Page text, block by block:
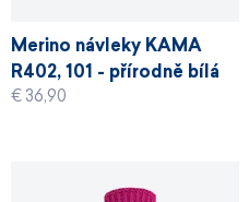
Merino návleky KAMA
R402, 101 - přírodně bílá
€ 36,90